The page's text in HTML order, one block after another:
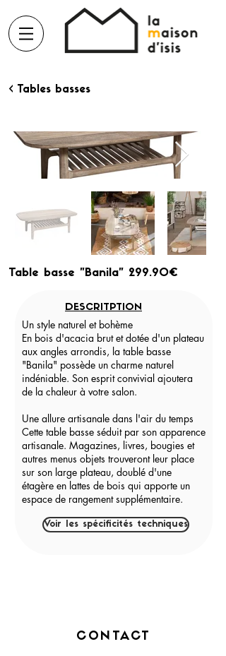
< Tables basses
Table basse "Banila" 299.90€
DESCRITPTION
Un style naturel et bohème
En bois d'acacia brut et dotée d'un plateau
aux angles arrondis, la table basse
"Banila" possède un charme naturel
indéniable. Son esprit convivial ajoutera
de la chaleur à votre salon.
Une allure artisanale dans l'air du temps
Cette table basse séduit par son apparence
artisanale. Magazines, livres, bougies et
autres menus objets trouveront leur place
sur son large plateau, doublé d'une
étagère en lattes de bois qui apporte un
espace de rangement supplémentaire.
Voir les spécificités techniques
CONTACT